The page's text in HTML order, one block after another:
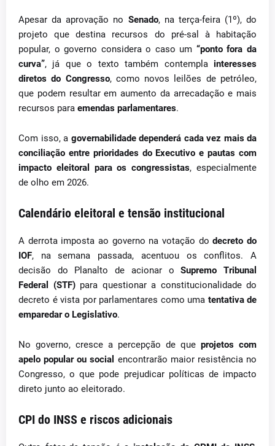
Apesar da aprovação no Senado, na terça-feira (1º), do
projeto que destina recursos do pré-sal à habitação
popular, o governo considera o caso um “ponto fora da
curva”, já que o texto também contempla interesses
diretos do Congresso, como novos leilões de petróleo,
que podem resultar em aumento da arrecadação e mais
recursos para emendas parlamentares.
Com isso, a governabilidade dependerá cada vez mais da
conciliação entre prioridades do Executivo e pautas com
impacto eleitoral para os congressistas, especialmente
de olho em 2026.
Calendário eleitoral e tensão institucional
A derrota imposta ao governo na votação dodecreto do
IOF, na semana passada, acentuou os conflitos. A
decisão do Planalto de acionar oSupremo Tribunal
Federal (STF)para questionar a constitucionalidade do
decreto é vista por parlamentares como uma tentativa de
emparedar o Legislativo.
No governo, cresce a percepção de que projetos com
apelo popular ou social encontrarão maior resistência no
Congresso, o que pode prejudicar políticas de impacto
direto junto ao eleitorado.
CPI do INSS e riscos adicionais